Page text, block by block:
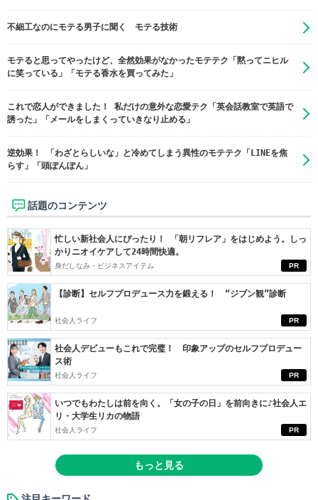
不細工なのにモテる男子に聞く モテる技術
モテると思ってやったけど、全然効果がなかったモテテク「黙ってニヒル
に笑っている」「モテる香水を買ってみた」
これで恋人ができました！ 私だけの意外な恋愛テク「英会話教室で英語で
誘った」「メールをしまくっていきなり止める」
逆効果！ 「わざとらしいな」と冷めてしまう異性のモテテク「LINEを焦
らす」「頭ぽんぽん」
話題のコンテンツ
PR
忙しい新社会人にぴったり！ 「朝リフレア」をはじめよう。しっ
かりニオイケアして24時間快適。
身だしなみ・ビジネスアイテム
PR
【診断】セルフプロデュース力を鍛える！ “ジブン観”診断
社会人ライフ
PR
社会人デビューもこれで完璧！ 印象アップのセルフプロデュー
ス術
社会人ライフ
PR
いつでもわたしは前を向く。「女の子の日」を前向きに♪社会人エ
リ・大学生リカの物語
社会人ライフ
もっと見る